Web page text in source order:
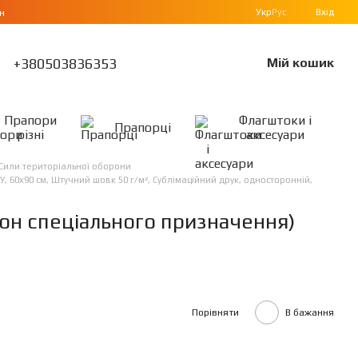
УкрРус Вхід
+380503836353 Мій кошик
Прапори
різні
Прапорці
Флагштоки і
аксесуари
територіальної оборони
см, Штучний шовк 50 г/м², Сублімаційний друк, односторонній,
спеціального призначення)
Порівняти В бажання